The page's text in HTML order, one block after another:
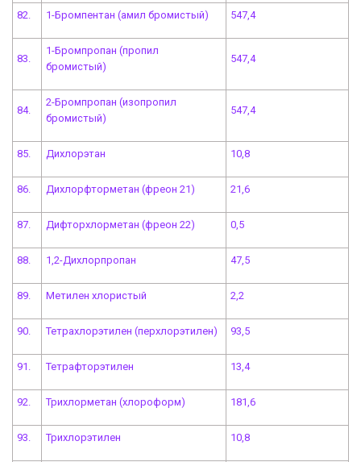
82. 1-Бромпентан (амил бромистый) 547,4
83.
1-Бромпропан (пропил
бромистый)
547,4
84.
2-Бромпропан (изопропил
бромистый)
547,4
85. Дихлорэтан 10,8
86. Дихлорфторметан (фреон 21) 21,6
87. Дифторхлорметан (фреон 22) 0,5
88. 1,2-Дихлорпропан 47,5
89. Метилен хлористый 2,2
90. Тетрахлорэтилен (перхлорэтилен) 93,5
91. Тетрафторэтилен 13,4
92. Трихлорметан (хлороформ) 181,6
93. Трихлорэтилен 10,8